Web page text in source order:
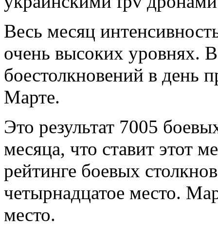
Весь месяц
очень высоких уровнях.
боестолкновений в день
Марте.
Это результат 7005
месяца, что ставит этот
рейтинге боевых
четырнадцатое место.
место.